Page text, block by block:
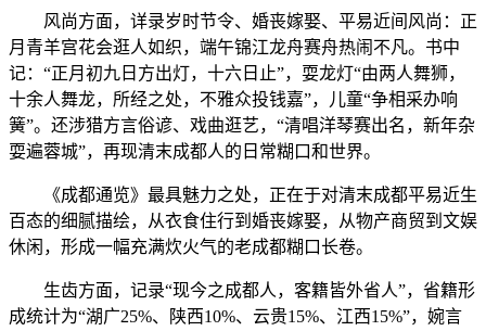
风尚方面，详录岁时节令、婚丧嫁娶、平易近间风尚：正
月青羊宫花会逛人如织，端午锦江龙舟赛舟热闹不凡。书中
记：“正月初九日方出灯，十六日止”，耍龙灯“由两人舞狮，
十余人舞龙，所经之处，不雅众投钱嘉”，儿童“争相采办响
簧”。还涉猎方言俗谚、戏曲逛艺，“清唱洋琴赛出名，新年杂
耍遍蓉城”，再现清末成都人的日常糊口和世界。
《成都通览》最具魅力之处，正在于对清末成都平易近生
百态的细腻描绘，从衣食住行到婚丧嫁娶，从物产商贸到文娱
休闲，形成一幅充满炊火气的老成都糊口长卷。
生齿方面，记录“现今之成都人，客籍皆外省人”，省籍形
成统计为“湖广25%、陕西10%、云贵15%、江西15%”，婉言